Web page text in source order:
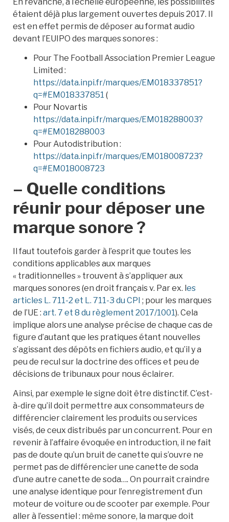
étaient déjà plus largement ouvertes depuis 2017. Il
est en effet permis de déposer au format audio
devant l’EUIPO des marques sonores :
Pour The Football Association Premier League
Limited :
https://data.inpi.fr/marques/EM018337851?
q=#EM018337851 (
Pour Novartis
https://data.inpi.fr/marques/EM018288003?
q=#EM018288003
Pour Autodistribution :
https://data.inpi.fr/marques/EM018008723?
q=#EM018008723
– Quelle conditions
réunir pour déposer une
marque sonore ?
Il faut toutefois garder à l’esprit que toutes les
conditions applicables aux marques
« traditionnelles » trouvent à s’appliquer aux
marques sonores (en droit français v. Par ex. les
articles L. 711-2 et L. 711-3 du CPI ; pour les marques
de l’UE : art. 7 et 8 du règlement 2017/1001). Cela
implique alors une analyse précise de chaque cas de
figure d’autant que les pratiques étant nouvelles
s’agissant des dépôts en fichiers audio, et qu’il y a
peu de recul sur la doctrine des offices et peu de
décisions de tribunaux pour nous éclairer.
Ainsi, par exemple le signe doit être distinctif. C’est-
à-dire qu’il doit permettre aux consommateurs de
différencier clairement les produits ou services
visés, de ceux distribués par un concurrent. Pour en
revenir à l’affaire évoquée en introduction, il ne fait
pas de doute qu’un bruit de canette qui s’ouvre ne
permet pas de différencier une canette de soda
d’une autre canette de soda…. On pourrait craindre
une analyse identique pour l’enregistrement d’un
moteur de voiture ou de scooter par exemple. Pour
aller à l’essentiel : même sonore, la marque doit